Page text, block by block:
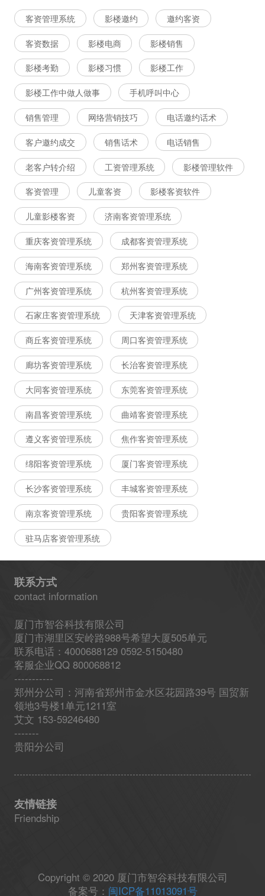
客资管理系统 影楼邀约 邀约客资
客资数据 影楼电商 影楼销售
影楼考勤 影楼习惯 影楼工作
影楼工作中做人做事 手机呼叫中心
销售管理 网络营销技巧 电话邀约话术
客户邀约成交 销售话术 电话销售
老客户转介绍 工资管理系统 影楼管理软件
客资管理 儿童客资 影楼客资软件
儿童影楼客资 济南客资管理系统
重庆客资管理系统 成都客资管理系统
海南客资管理系统 郑州客资管理系统
广州客资管理系统 杭州客资管理系统
石家庄客资管理系统 天津客资管理系统
商丘客资管理系统 周口客资管理系统
廊坊客资管理系统 长治客资管理系统
大同客资管理系统 东莞客资管理系统
南昌客资管理系统 曲靖客资管理系统
遵义客资管理系统 焦作客资管理系统
绵阳客资管理系统 厦门客资管理系统
长沙客资管理系统 丰城客资管理系统
南京客资管理系统 贵阳客资管理系统
驻马店客资管理系统
联系方式
contact information
厦门市智谷科技有限公司
厦门市湖里区安岭路988号希望大厦505单元
联系电话：4000688129 0592-5150480
客服企业QQ 800068812
-----------
郑州分公司：河南省郑州市金水区花园路39号 国贸新
领地3号楼1单元1211室
艾文 153-59246480
-------
贵阳分公司
友情链接
Friendship
Copyright © 2020 厦门市智谷科技有限公司
备案号： 闽ICP备11013091号